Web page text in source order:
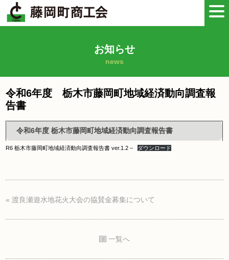
お知らせ
news
令和6年度 栃木市藤岡町地域経済動向調査報
告書
令和6年度 栃木市藤岡町地域経済動向調査報告書
R6 栃木市藤岡町地域経済動向調査報告書 ver.1.2 – ダウンロード
«渡良瀬遊水地花火大会の協賛金募集について
一覧へ